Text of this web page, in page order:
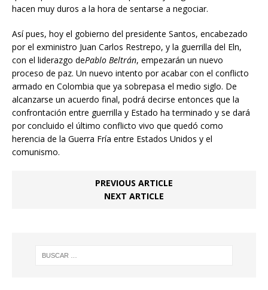
hacen muy duros a la hora de sentarse a negociar.
Así pues, hoy el gobierno del presidente Santos, encabezado
por el exministro Juan Carlos Restrepo, y la guerrilla del Eln,
con el liderazgo dePablo Beltrán, empezarán un nuevo
proceso de paz. Un nuevo intento por acabar con el conflicto
armado en Colombia que ya sobrepasa el medio siglo. De
alcanzarse un acuerdo final, podrá decirse entonces que la
confrontación entre guerrilla y Estado ha terminado y se dará
por concluido el último conflicto vivo que quedó como
herencia de la Guerra Fría entre Estados Unidos y el
comunismo.
PREVIOUS ARTICLE
NEXT ARTICLE